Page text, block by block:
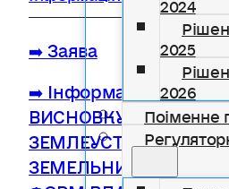
2025
2026
Поіменне
➡️ Заява
➡️ Інформаційна
ВИСНОВКУ ПРО
ЗЕМЛЕУСТРОЮ ЩОДО
ЗЕМЕЛЬНИХ ДІЛЯНОК